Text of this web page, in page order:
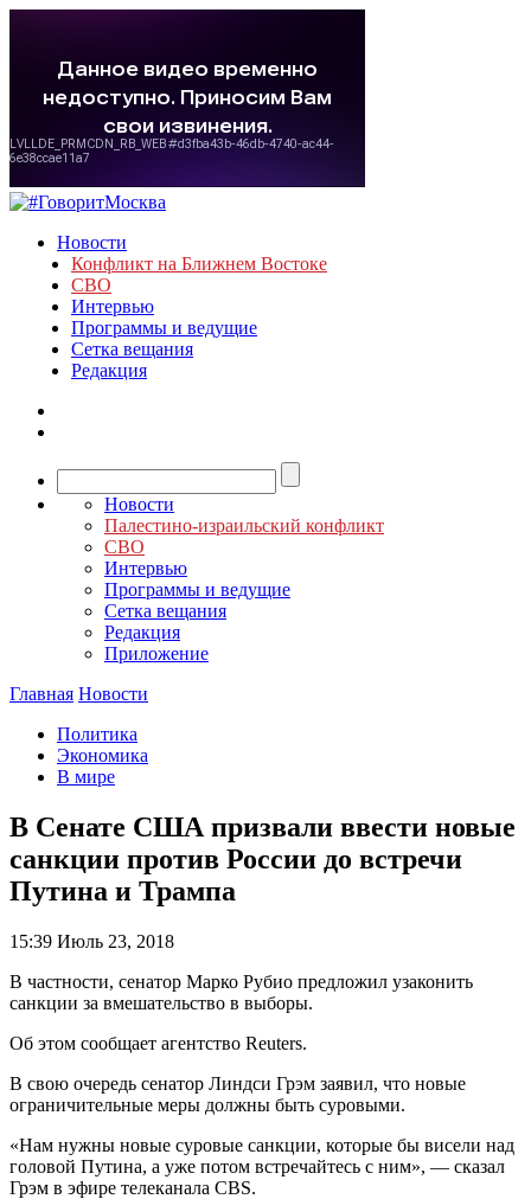
Новости
Конфликт на Ближнем Востоке
СВО
Интервью
Программы и ведущие
Сетка вещания
Редакция
Новости
Палестино-израильский конфликт
СВО
Интервью
Программы и ведущие
Сетка вещания
Редакция
Приложение
Главная Новости
Политика
Экономика
В мире
В Сенате США призвали ввести новые
санкции против России до встречи
Путина и Трампа
15:39 Июль 23, 2018
В частности, сенатор Марко Рубио предложил узаконить
санкции за вмешательство в выборы.
Об этом сообщает агентство Reuters.
В свою очередь сенатор Линдси Грэм заявил, что новые
ограничительные меры должны быть суровыми.
«Нам нужны новые суровые санкции, которые бы висели над
головой Путина, а уже потом встречайтесь с ним», — сказал
Грэм в эфире телеканала CBS.